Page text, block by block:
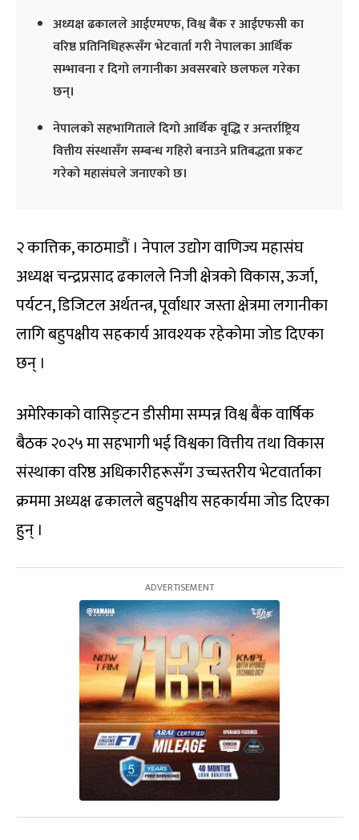
अध्यक्ष ढकालले आईएमएफ, विश्व बैंक र आईएफसी का
वरिष्ठ प्रतिनिधिहरूसँग भेटवार्ता गरी नेपालका आर्थिक
सम्भावना र दिगो लगानीका अवसरबारे छलफल गरेका
छन्।
नेपालको सहभागिताले दिगो आर्थिक वृद्धि र अन्तर्राष्ट्रिय
वित्तीय संस्थासँग सम्बन्ध गहिरो बनाउने प्रतिबद्धता प्रकट
गरेको महासंघले जनाएको छ।
२ कात्तिक, काठमाडौं । नेपाल उद्योग वाणिज्य महासंघ
अध्यक्ष चन्द्रप्रसाद ढकालले निजी क्षेत्रको विकास, ऊर्जा,
पर्यटन, डिजिटल अर्थतन्त्र, पूर्वाधार जस्ता क्षेत्रमा लगानीका
लागि बहुपक्षीय सहकार्य आवश्यक रहेकोमा जोड दिएका
छन् ।
अमेरिकाको वासिङ्टन डीसीमा सम्पन्न विश्व बैंक वार्षिक
बैठक २०२५ मा सहभागी भई विश्वका वित्तीय तथा विकास
संस्थाका वरिष्ठ अधिकारीहरूसँग उच्चस्तरीय भेटवार्ताका
क्रममा अध्यक्ष ढकालले बहुपक्षीय सहकार्यमा जोड दिएका
हुन् ।